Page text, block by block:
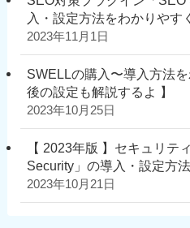
入・設定方法をわかりやす
2023年11月1日
SWELLの購入〜導入方法
後の設定も解説するよ 】
2023年10月25日
【 2023年版 】セキュリテ
Security」の導入・設定方
2023年10月21日